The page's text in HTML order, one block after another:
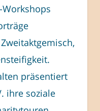
präsentiert
ihre soziale